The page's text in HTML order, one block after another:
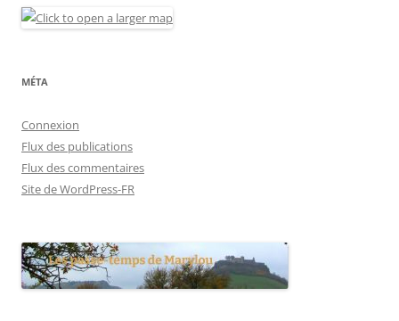
MÉTA
Connexion
Flux des publications
Flux des commentaires
Site de WordPress-FR